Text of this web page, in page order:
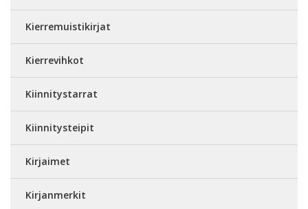
Kierremuistikirjat
Kierrevihkot
Kiinnitystarrat
Kiinnitysteipit
Kirjaimet
Kirjanmerkit